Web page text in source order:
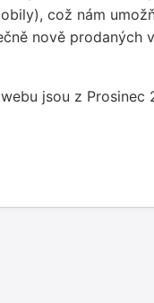
což nám
nově prodaných
jsou z Prosinec